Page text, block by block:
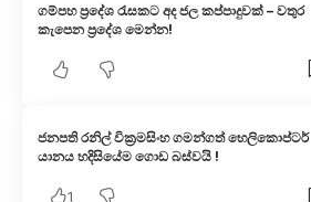
ගම්පහ ප්‍රදේශ රැසකට අද ජල කප්පාදුවක් – වතුර
කැපෙන ප්‍රදේශ මෙන්න!
ජනපති රනිල් වික්‍රමසිංහ ගමන්ගත් හෙලිකොප්ටර්
යානය හදිසියේම ගොඩ බස්වයි !
1